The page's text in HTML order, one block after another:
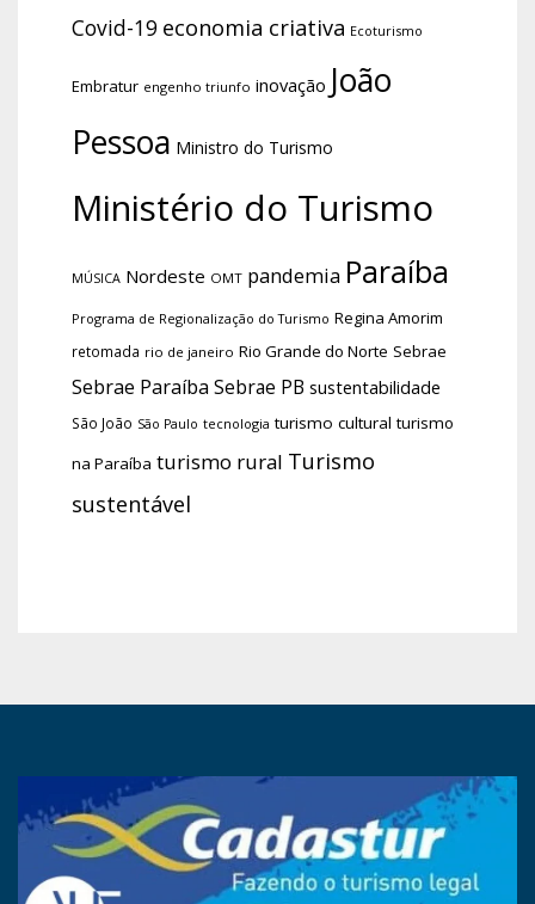
Covid-19 economia criativa Ecoturismo
Embratur engenho triunfo inovação João
Pessoa Ministro do Turismo
Ministério do Turismo
MÚSICA Nordeste OMT pandemia Paraíba
Programa de Regionalização do Turismo Regina Amorim
retomada rio de janeiro Rio Grande do Norte Sebrae
Sebrae Paraíba Sebrae PB sustentabilidade
São João São Paulo tecnologia turismo cultural turismo
na Paraíba turismo rural Turismo
sustentável